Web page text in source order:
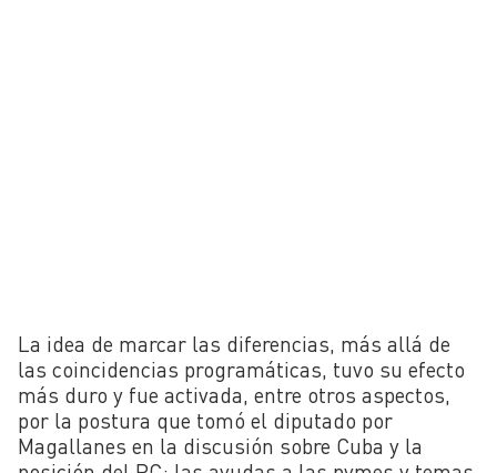
La idea de marcar las diferencias, más allá de
las coincidencias programáticas, tuvo su efecto
más duro y fue activada, entre otros aspectos,
por la postura que tomó el diputado por
Magallanes en la discusión sobre Cuba y la